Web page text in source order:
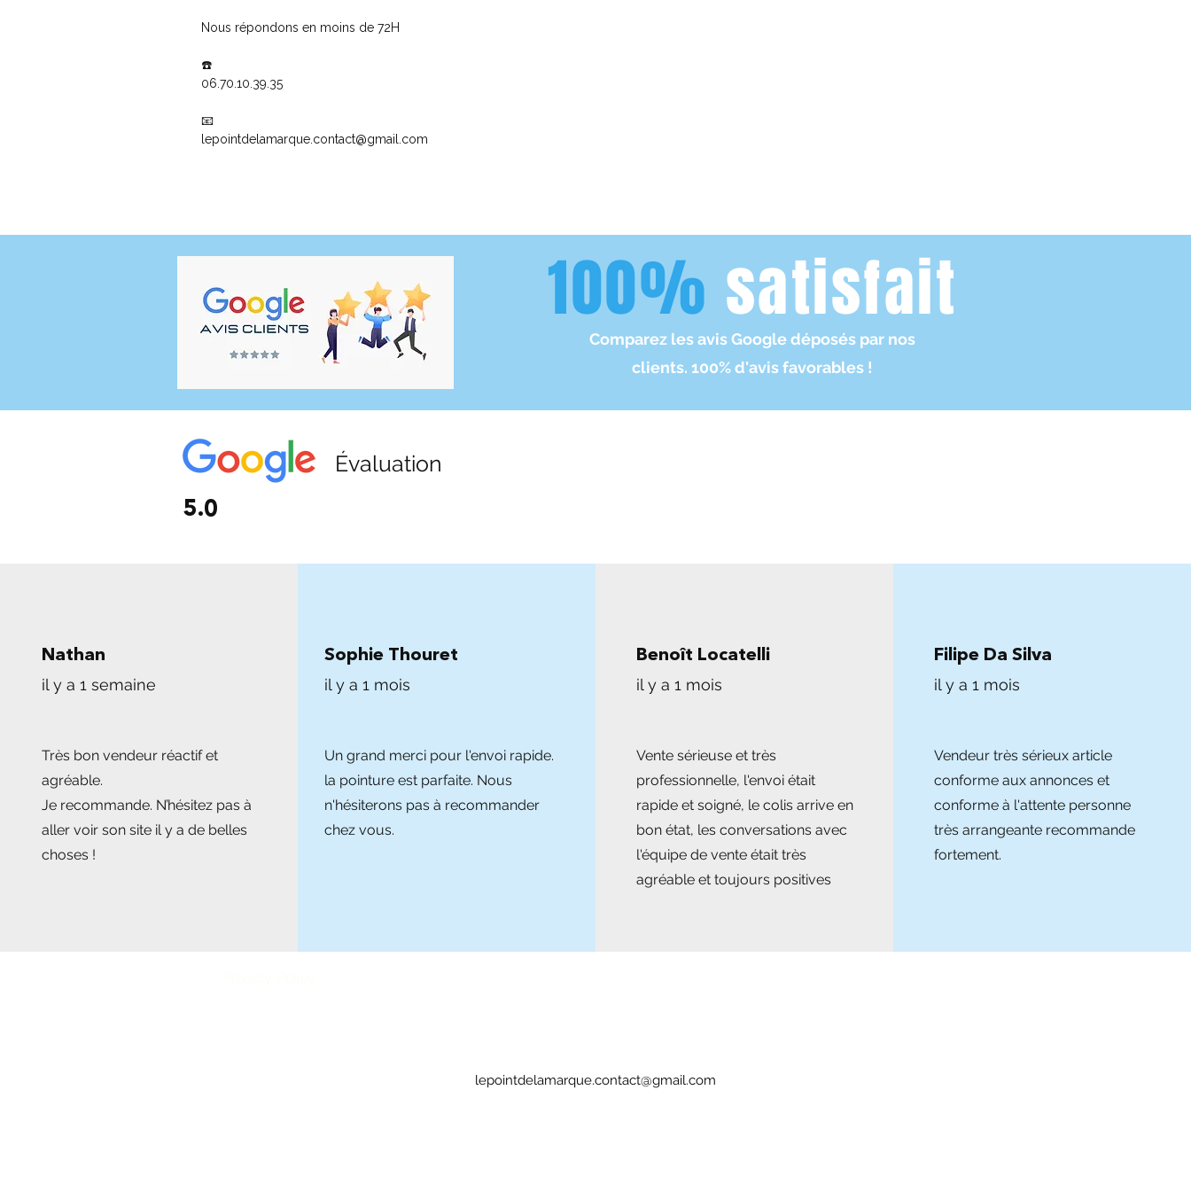
Nous répondons en moins de 72H
☎️
06.70.10.39.35
📧
lepointdelamarque.contact@gmail.com
100% satisfait
Comparez les avis Google déposés par nos
clients. 100% d'avis favorables !
5.0
Évaluation
Nathan
il y a 1 semaine
Très bon vendeur réactif et
agréable.
Je recommande. N’hésitez pas à
aller voir son site il y a de belles
choses !
Sophie Thouret
il y a 1 mois
Un grand merci pour l'envoi rapide.
la pointure est parfaite. Nous
n'hésiterons pas à recommander
chez vous.
Benoît Locatelli
il y a 1 mois
Vente sérieuse et très
professionnelle, l'envoi était
rapide et soigné, le colis arrive en
bon état, les conversations avec
l'équipe de vente était très
agréable et toujours positives
Filipe Da Silva
il y a 1 mois
Vendeur très sérieux article
conforme aux annonces et
conforme à l'attente personne
très arrangeante recommande
fortement.
lepointdelamarque.contact@gmail.com